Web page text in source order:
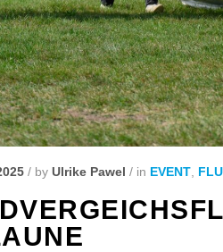
/ by Ulrike Pawel / in EVENT